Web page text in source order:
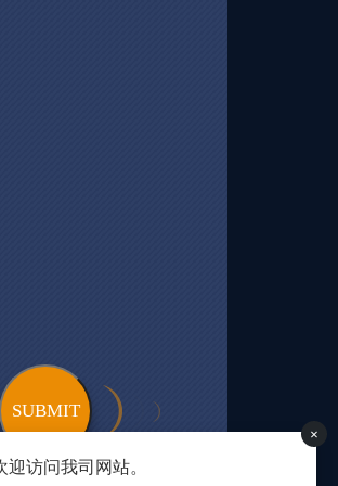
×
迎访问我司网站。